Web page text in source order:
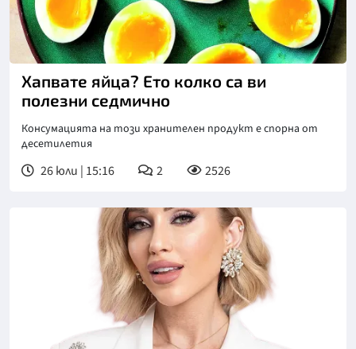
Хапвате яйца? Ето колко са ви
полезни седмично
Консумацията на този хранителен продукт е спорна от
десетилетия
26 юли | 15:16 2 2526